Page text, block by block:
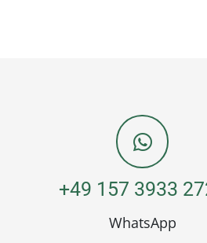
+49 157 3933
WhatsApp